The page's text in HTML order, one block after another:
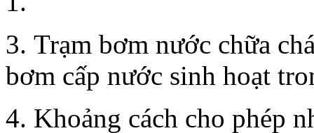
3. Trạm bơm nước chữa
bơm cấp nước sinh hoạt
4. Khoảng cách cho phép